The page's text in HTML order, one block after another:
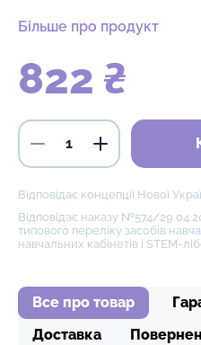
Більше про продукт
822 ₴
Відповідає концепції Нової
Відповідає наказу №574/
типового переліку засобів
навчальних кабінетів і STEM-
Все про товар
Доставка